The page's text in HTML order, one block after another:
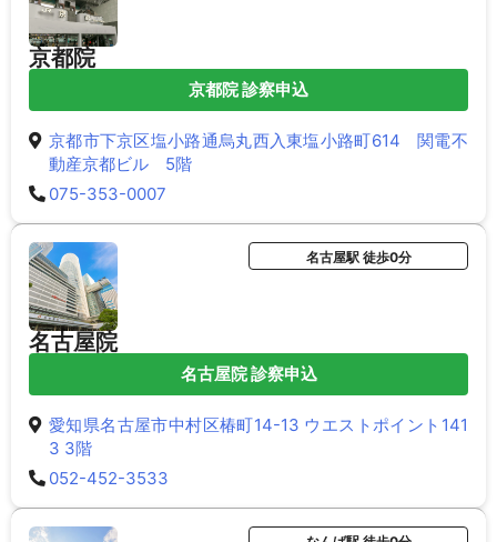
京都院
京都院 診察申込
京都市下京区塩小路通烏丸西入東塩小路町614 関電不
動産京都ビル 5階
075-353-0007
名古屋院
名古屋駅 徒歩0分
名古屋院 診察申込
愛知県名古屋市中村区椿町14-13 ウエストポイント141
3 3階
052-452-3533